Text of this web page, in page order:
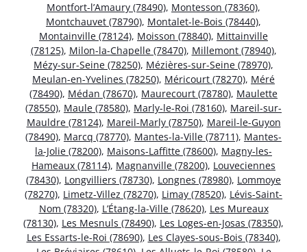
Montfort-l’Amaury (78490), Montesson (78360),
Montchauvet (78790), Montalet-le-Bois (78440),
Montainville (78124), Moisson (78840), Mittainville
(78125), Milon-la-Chapelle (78470), Millemont (78940),
Mézy-sur-Seine (78250), Mézières-sur-Seine (78970),
Meulan-en-Yvelines (78250), Méricourt (78270), Méré
(78490), Médan (78670), Maurecourt (78780), Maulette
(78550), Maule (78580), Marly-le-Roi (78160), Mareil-sur-
Mauldre (78124), Mareil-Marly (78750), Mareil-le-Guyon
(78490), Marcq (78770), Mantes-la-Ville (78711), Mantes-
la-Jolie (78200), Maisons-Laffitte (78600), Magny-les-
Hameaux (78114), Magnanville (78200), Louveciennes
(78430), Longvilliers (78730), Longnes (78980), Lommoye
(78270), Limetz-Villez (78270), Limay (78520), Lévis-Saint-
Nom (78320), L’Étang-la-Ville (78620), Les Mureaux
(78130), Les Mesnuls (78490), Les Loges-en-Josas (78350),
Les Essarts-le-Roi (78690), Les Clayes-sous-Bois (78340),